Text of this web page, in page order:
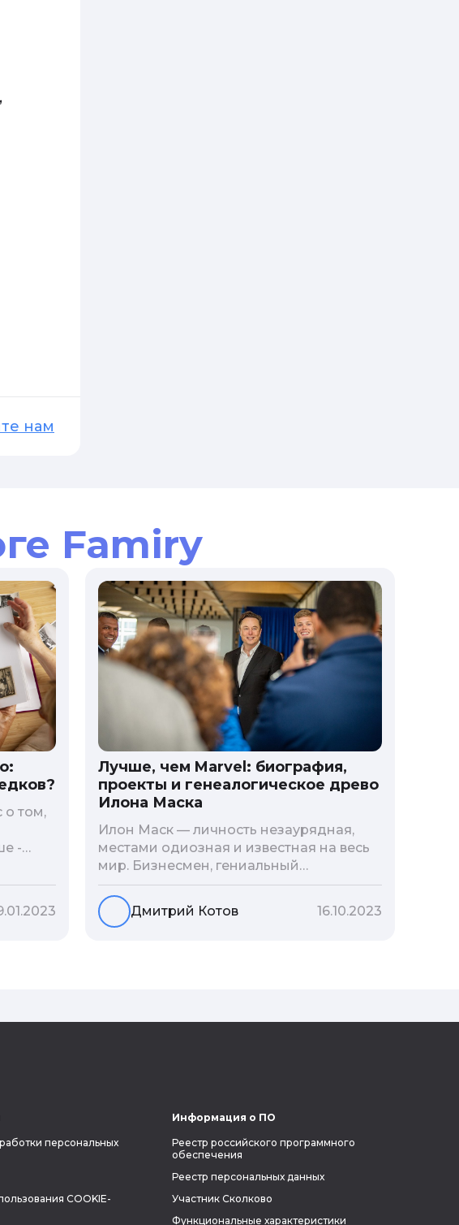
нам
Famiry
о том,
-
Лучше, чем Marvel: биография,
проекты и генеалогическое древо
Илона Маска
Илон Маск — личность незаурядная,
местами одиозная и известная на весь
мир. Бизнесмен, гениальный
изобретатель и миллиардер, живой
прообраз экранного Железного
человека — настоящий супергерой в
поделиться с читателями блога фактами
Дмитрий Котов 16.10.2023
персональных
COOKIE-
Информация о ПО
Реестр российского программного
обеспечения
Реестр персональных данных
Участник Сколково
Функциональные характеристики